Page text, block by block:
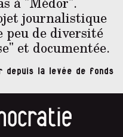
journalistique
de diversité
et documentée.
depuis la levée de fonds